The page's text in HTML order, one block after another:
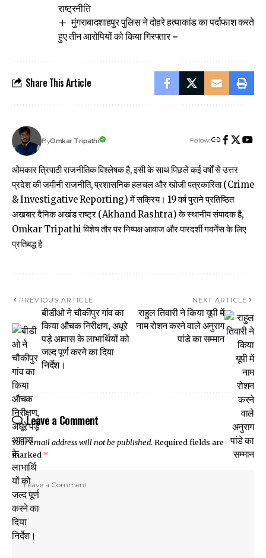
राष्ट्रनीति
मुंगराबादशाहपुर पुलिस ने दोहरे हत्याकांड का पर्दाफाश करते
हुए तीन आरोपियों को किया गिरफ्तार –
Share This Article
ByOmkar Tripathi Follow:
ओमकार त्रिपाठी राजनीतिक विश्लेषक है, इसी के साथ पिछले कई वर्षों से उत्तर
प्रदेश की जमीनी राजनीति, प्रशासनिक हलचल और खोजी पत्रकारिता (Crime
& Investigative Reporting) में सक्रिय। 19 वर्ष पुराने प्रतिष्ठित
अखबार दैनिक अखंड राष्ट्र (Akhand Rashtra) के स्थानीय संपादक है,
Omkar Tripathi विशेष तौर पर निष्पक्ष आवाज और पारदर्शी गवर्नेंस के लिए
प्रतिबद्ध है
PREVIOUS ARTICLE
बीडीओ ने चौकीपुर गांव का
किया औचक निरीक्षण, अधूरे
पड़े आवास के लाभार्थियों को
जल्द पूर्ण करने का दिया
निर्देश।
NEXT ARTICLE
राहुल तिवारी ने किया यूपी में
नाम रोशन करने वाले अनुराग
पांडे का सम्मान
Leave a Comment
Your email address will not be published. Required fields are
marked *